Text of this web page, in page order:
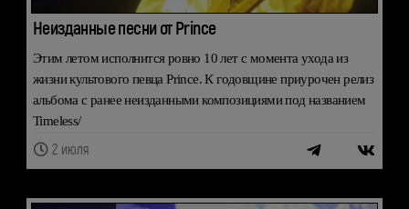
Неизданные песни от Prince
Этим летом исполнится ровно 10 лет с момента ухода из
жизни культового певца Prince. К годовщине приурочен релиз
альбома с ранее неизданными композициями под названием
Timeless/
2 июля